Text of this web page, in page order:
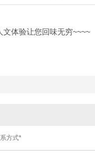
体验让您回味无穷~~~~